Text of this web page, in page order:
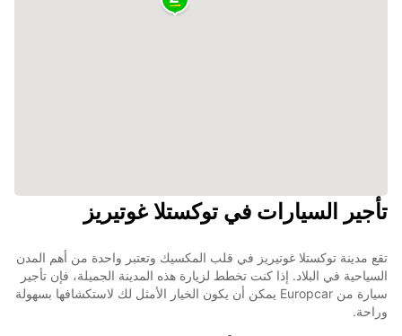
تأجير السيارات في توكستلا غوتيريز
تقع مدينة توكستلا غوتيريز في قلب المكسيك وتعتبر واحدة من أهم المدن
السياحية في البلاد. إذا كنت تخطط لزيارة هذه المدينة الجميلة، فإن تأجير
سيارة من Europcar يمكن أن يكون الخيار الأمثل لك لاستكشافها بسهولة
وراحة.